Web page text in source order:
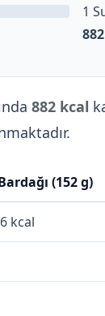
1
882
882 kcal
(152 g)
kcal